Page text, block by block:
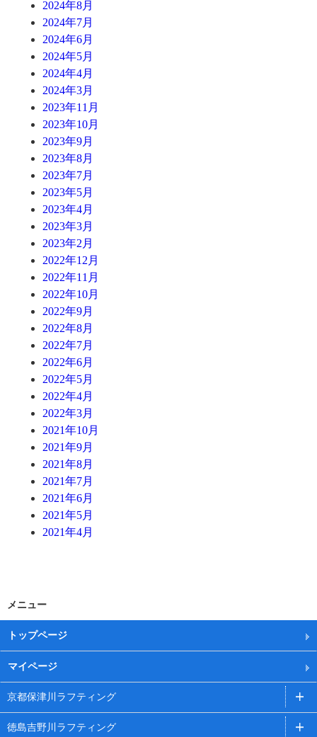
2024年8月
2024年7月
2024年6月
2024年5月
2024年4月
2024年3月
2023年11月
2023年10月
2023年9月
2023年8月
2023年7月
2023年5月
2023年4月
2023年3月
2023年2月
2022年12月
2022年11月
2022年10月
2022年9月
2022年8月
2022年7月
2022年6月
2022年5月
2022年4月
2022年3月
2021年10月
2021年9月
2021年8月
2021年7月
2021年6月
2021年5月
2021年4月
メニュー
トップページ
マイページ
京都保津川ラフティング
徳島吉野川ラフティング